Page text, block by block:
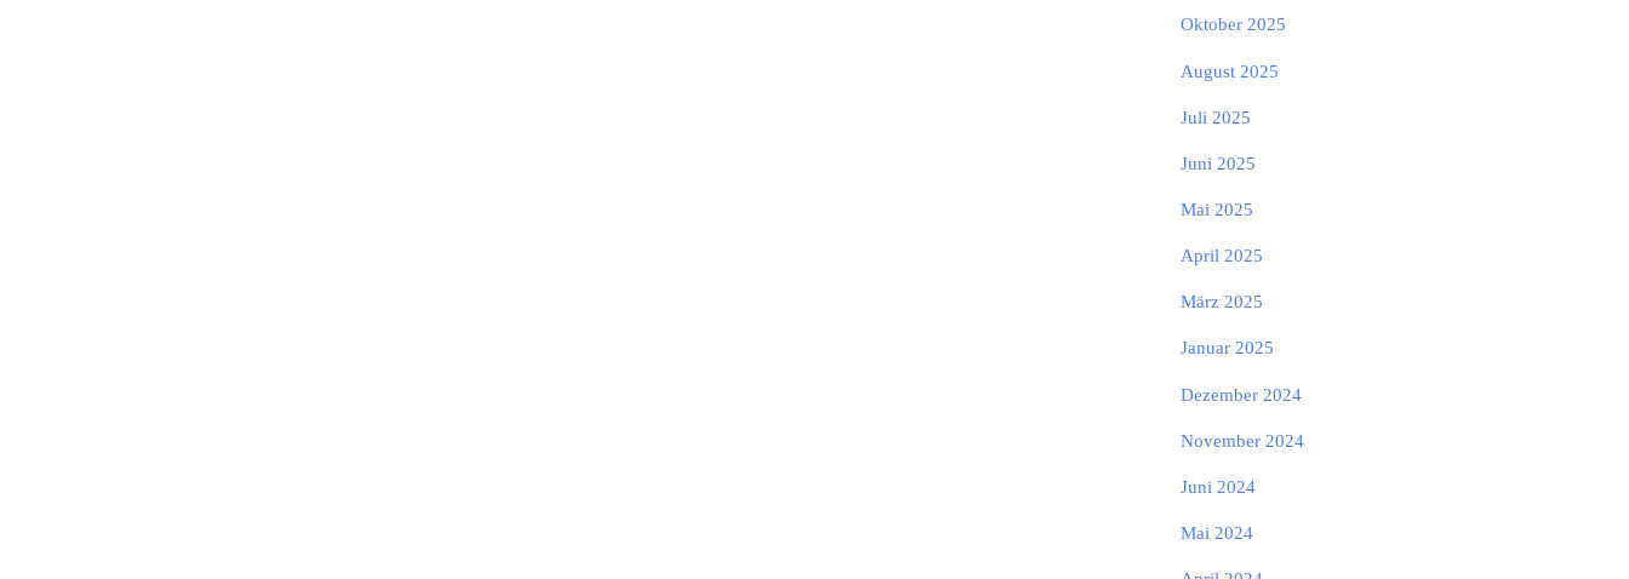
Oktober 2025
August 2025
Juli 2025
Juni 2025
Mai 2025
April 2025
März 2025
Januar 2025
Dezember 2024
November 2024
Juni 2024
Mai 2024